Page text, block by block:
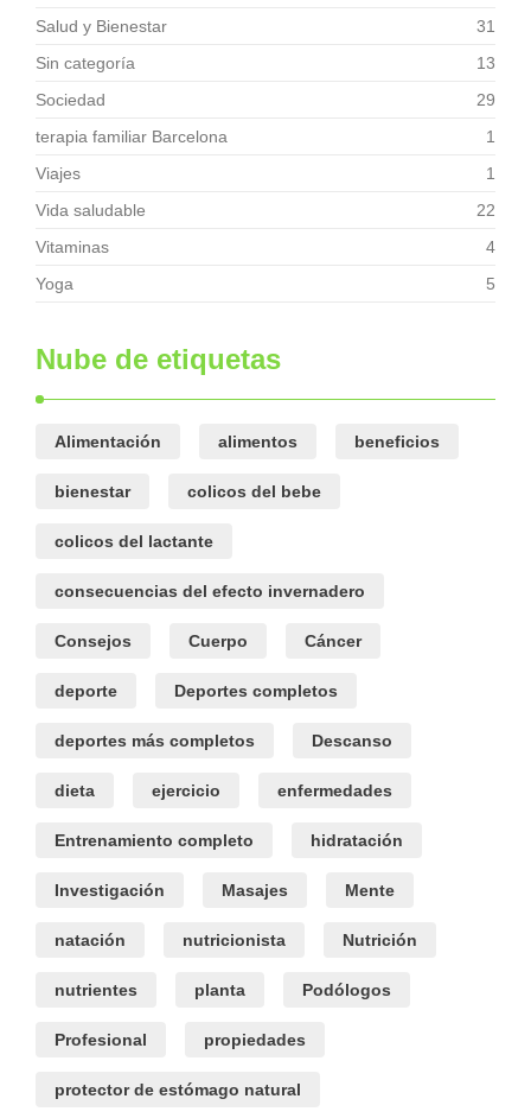
Salud y Bienestar
31
Sin categoría
13
Sociedad
29
terapia familiar Barcelona
1
Viajes
1
Vida saludable
22
Vitaminas
4
Yoga
5
Nube de etiquetas
Alimentación alimentos beneficios
bienestar colicos del bebe
colicos del lactante
consecuencias del efecto invernadero
Consejos Cuerpo Cáncer
deporte Deportes completos
deportes más completos Descanso
dieta ejercicio enfermedades
Entrenamiento completo hidratación
Investigación Masajes Mente
natación nutricionista Nutrición
nutrientes planta Podólogos
Profesional propiedades
protector de estómago natural